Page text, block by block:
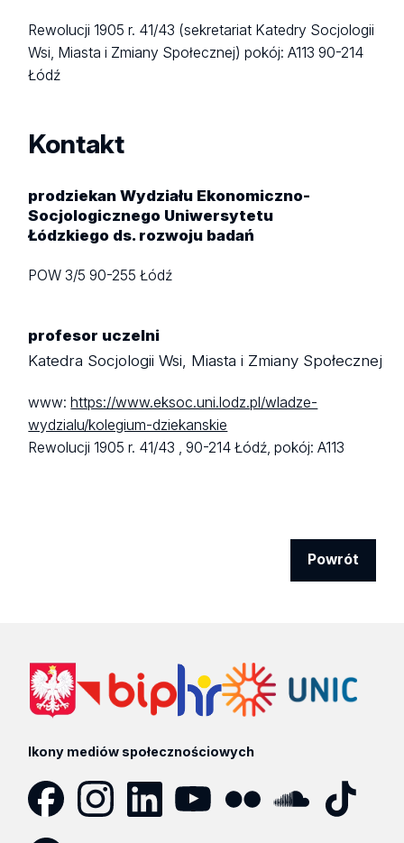
Rewolucji 1905 r. 41/43 (sekretariat Katedry Socjologii
Wsi, Miasta i Zmiany Społecznej)pokój: A11390-214
Łódź
Kontakt
prodziekan Wydziału Ekonomiczno-
Socjologicznego Uniwersytetu
Łódzkiego ds. rozwoju badań
POW 3/590-255 Łódź
profesor uczelni
Katedra Socjologii Wsi, Miasta i Zmiany Społecznej
www:https://www.eksoc.uni.lodz.pl/wladze-
wydzialu/kolegium-dziekanskie
Rewolucji 1905 r. 41/43 ,90-214 Łódź,pokój: A113
Powrót
Ikony mediów społecznościowych